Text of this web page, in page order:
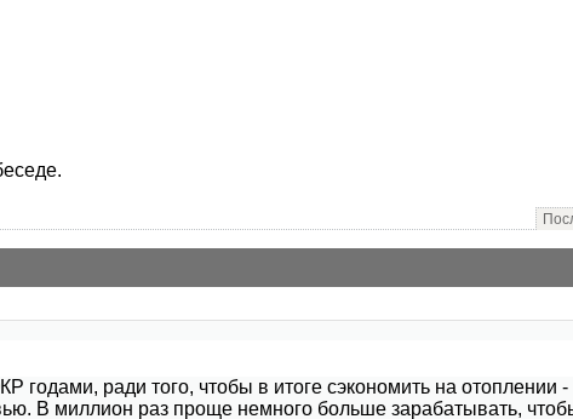
годами, ради того, чтобы в итоге сэкономить на отоплении -
В миллион раз проще немного больше зарабатывать,